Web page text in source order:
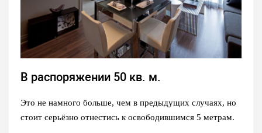
В распоряжении 50 кв. м.
Это не намного больше, чем в предыдущих случаях, но
стоит серьёзно отнестись к освободившимся 5 метрам.